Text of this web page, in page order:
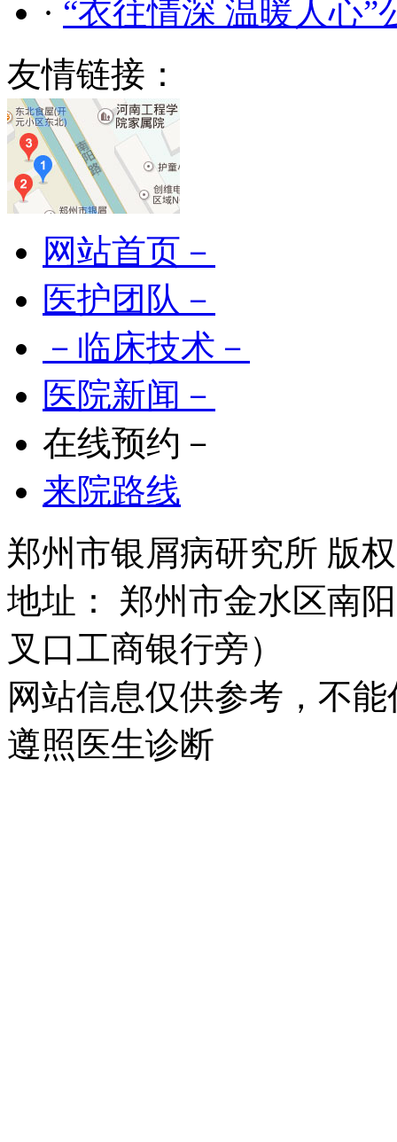
· “衣往情深 温暖人心”
友情链接：
网站首页－
医护团队－
－临床技术－
医院新闻－
在线预约－
来院路线
郑州市银屑病研究所 版
地址： 郑州市金水区南
叉口工商银行旁）
网站信息仅供参考，不
遵照医生诊断